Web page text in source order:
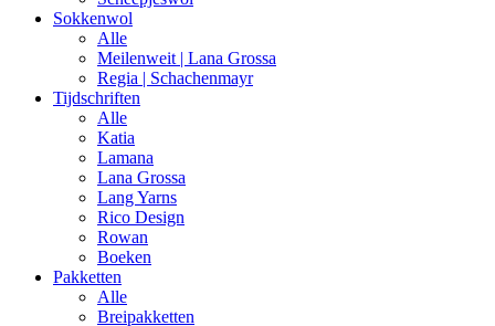
Sokkenwol
Alle
Meilenweit | Lana Grossa
Regia | Schachenmayr
Tijdschriften
Alle
Katia
Lamana
Lana Grossa
Lang Yarns
Rico Design
Rowan
Boeken
Pakketten
Alle
Breipakketten